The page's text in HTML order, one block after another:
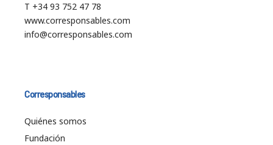
T +34 93 752 47 78
www.corresponsables.com
info@corresponsables.com
Corresponsables
Quiénes somos
Fundación